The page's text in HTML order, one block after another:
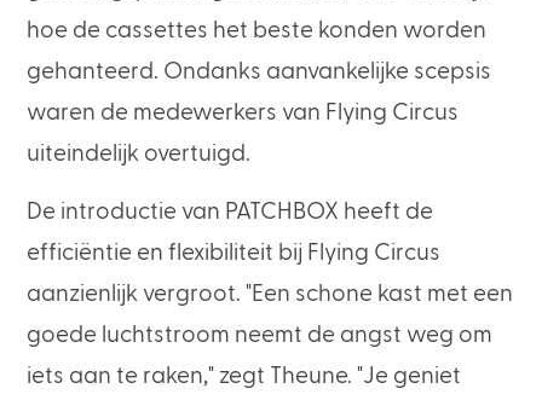
hoe de cassettes het beste konden worden
gehanteerd. Ondanks aanvankelijke scepsis
waren de medewerkers van Flying Circus
uiteindelijk overtuigd.
De introductie van PATCHBOX heeft de
efficiëntie en flexibiliteit bij Flying Circus
aanzienlijk vergroot. "Een schone kast met een
goede luchtstroom neemt de angst weg om
iets aan te raken," zegt Theune. "Je geniet